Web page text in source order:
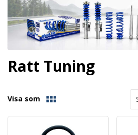
Ratt Tuning
Visa som